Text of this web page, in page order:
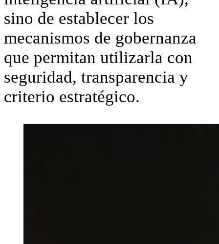
sino de establecer los
mecanismos de gobernanza
que permitan utilizarla con
seguridad, transparencia y
criterio estratégico.